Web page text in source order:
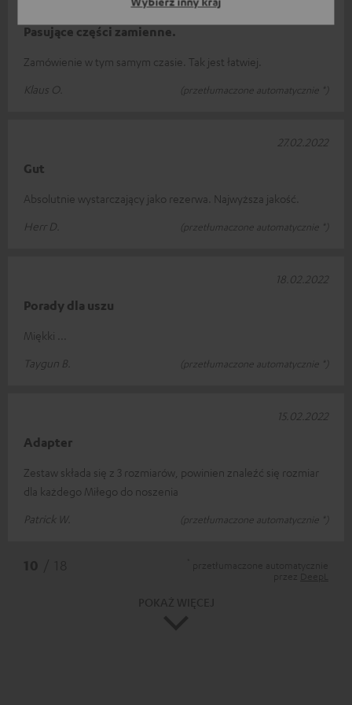
Pasujące części zamienne.
Zamówienie w tym samym czasie. Tak jest łatwiej.
Klaus O.
(przetłumaczone automatycznie *)
Gut
Absolutnie wystarczający jako rezerwa. Najwyższa jakość.
Herr D.
(przetłumaczone automatycznie *)
27.02.2022
Porady dla uszu
Miękki ...
Taygun B.
(przetłumaczone automatycznie *)
18.02.2022
Adapter
Zestaw składa się z 3 rozmiarów, powinien znaleźć się rozmiar
dla każdego Miłego do noszenia
Patrick W.
(przetłumaczone automatycznie *)
15.02.2022